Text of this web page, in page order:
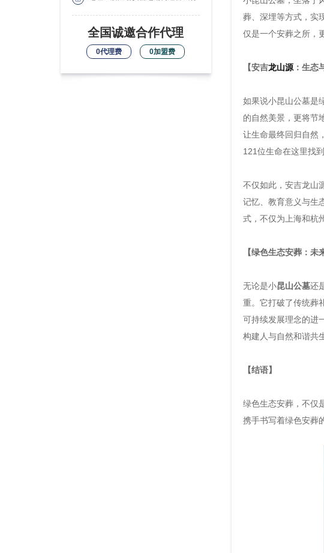
全国诚邀合作代理
0代理费 0加盟费
葬、深埋等方式，实
仅是一个安葬之所，
【安吉龙山源 ：生态
如果说小昆山公墓是
的自然美景，更将节
让生命最终回归自然
121位生命在这里找
不仅如此，安吉龙山
记忆、教育意义与生
式，不仅为上海和杭
【绿色生态安葬：未
无论是小昆山公墓还
重。它打破了传统葬
可持续发展理念的进
构建人与自然和谐共
【结语】
绿色生态安葬，不仅
携手书写着绿色安葬